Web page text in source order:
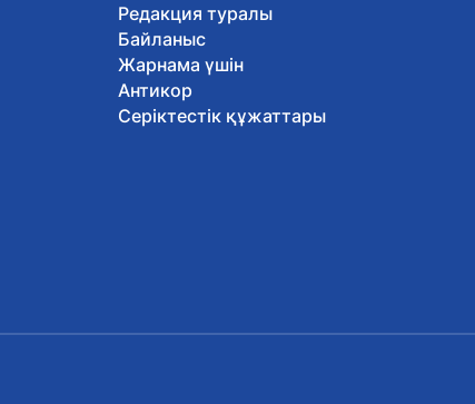
Редакция туралы
Байланыс
Жарнама үшін
Антикор
Серіктестік құжаттары